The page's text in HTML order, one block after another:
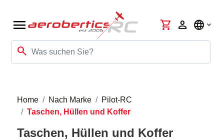
menu
search
shopping_cart person language
Home Nach Marke
Pilot-RC
Taschen, Hüllen und Koffer
Taschen, Hüllen und Koffer